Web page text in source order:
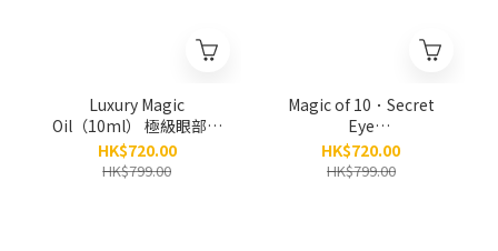
Luxury Magic
Oil（10ml） 極級眼部神
油（眼油2.0） *新增法國
革命科研 超微細透明質
HK$720.00
HK$799.00
Magic of 10．Secret
Eye
Treatment（10ml） 十
全十美．眼部神油（眼油
HK$720.00
HK$799.00